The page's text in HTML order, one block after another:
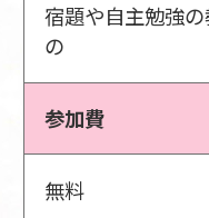
宿題や自主勉強
の
参加費
無料